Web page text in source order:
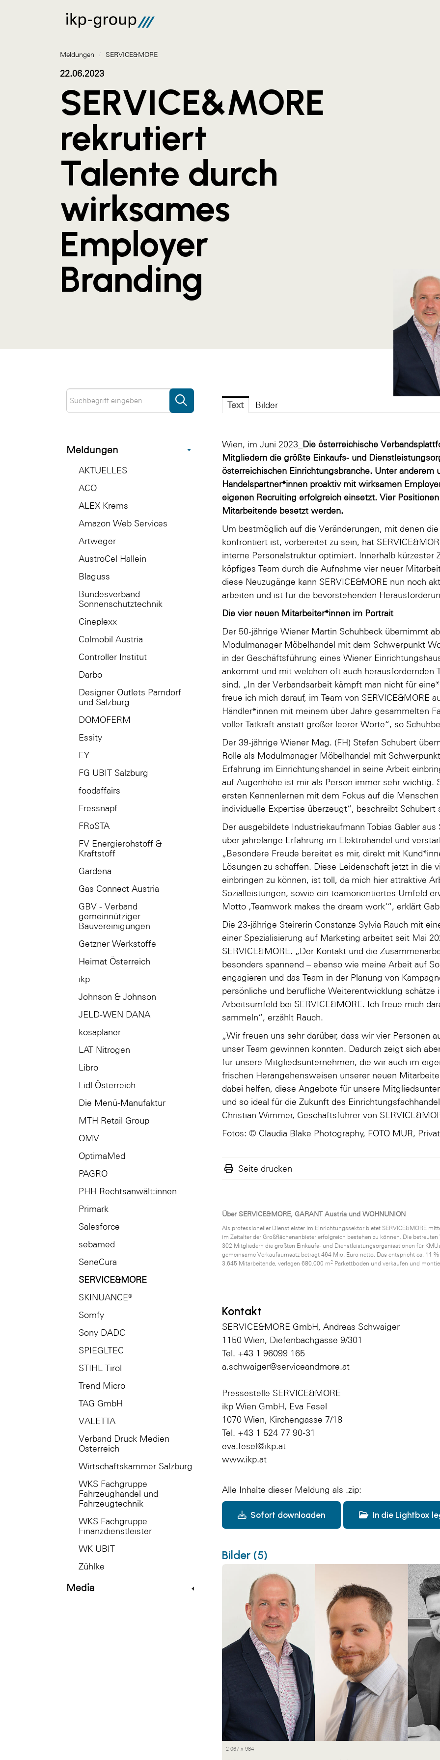
Meldungen
AKTUELLES
ACO
ALEX Krems
Amazon Web Services
Artweger
AustroCel Hallein
Blaguss
Bundesverband
Sonnenschutztechnik
Cineplexx
Colmobil Austria
Controller Institut
Darbo
Designer Outlets Parndorf
und Salzburg
DOMOFERM
Essity
EY
FG UBIT Salzburg
foodaffairs
Fressnapf
FRoSTA
FV Energierohstoff &
Kraftstoff
Gardena
Gas Connect Austria
GBV - Verband
gemeinnütziger
Bauvereinigungen
Getzner Werkstoffe
Heimat Österreich
ikp
Johnson & Johnson
JELD-WEN DANA
kosaplaner
LAT Nitrogen
Libro
Lidl Österreich
Die Menü-Manufaktur
MTH Retail Group
OMV
OptimaMed
PAGRO
PHH Rechtsanwält:innen
Primark
Salesforce
sebamed
SeneCura
SERVICE&MORE
SKINUANCE®
Somfy
Sony DADC
SPIEGLTEC
STIHL Tirol
Trend Micro
TAG GmbH
VALETTA
Verband Druck Medien
Österreich
Wirtschaftskammer Salzburg
WKS Fachgruppe
Fahrzeughandel und
Fahrzeugtechnik
WKS Fachgruppe
Finanzdienstleister
WK UBIT
Zühlke
Media
Meldungen / SERVICE&MORE
22.06.2023
SERVICE&MORE
rekrutiert
Talente durch
wirksames
Employer
Branding
Text Bilder
Wien, im Juni 2023_ Die österreichische
Mitgliedern die größte Einkaufs- und
österreichischen Einrichtungsbranche. Unter anderem
Handelspartner*innen proaktiv mit wirksamen
eigenen Recruiting erfolgreich einsetzt. Vier
Mitarbeitende besetzt werden.
Um bestmöglich auf die Veränderungen, mit denen
konfrontiert ist, vorbereitet zu sein, hat
interne Personalstruktur optimiert. Innerhalb kürzester
köpfiges Team durch die Aufnahme vier neuer
diese Neuzugänge kann SERVICE&MORE nun noch
arbeiten und ist für die bevorstehenden
Die vier neuen Mitarbeiter*innen im Portrait
Der 50-jährige Wiener Martin Schuhbeck übernimmt
Modulmanager Möbelhandel mit dem Schwerpunkt
in der Geschäftsführung eines Wiener
ankommt und mit welchen oft auch herausfordernden
sind. „In der Verbandsarbeit kämpft man nicht für
freue ich mich darauf, im Team von SERVICE&MORE
Händler*innen mit meinem über Jahre gesammelten
voller Tatkraft anstatt großer leerer Worte“, so
Der 39-jährige Wiener Mag. (FH) Stefan Schubert
Rolle als Modulmanager Möbelhandel mit
Erfahrung im Einrichtungshandel in seine Arbeit
auf Augenhöhe ist mir als Person immer sehr wichtig.
ersten Kennenlernen mit dem Fokus auf die
individuelle Expertise überzeugt“, beschreibt Schubert
Der ausgebildete Industriekaufmann Tobias Gabler
über jahrelange Erfahrung im Elektrohandel und
„Besondere Freude bereitet es mir, direkt mit
Lösungen zu schaffen. Diese Leidenschaft jetzt in die
einbringen zu können, ist toll, da mich hier attraktive
Sozialleistungen, sowie ein teamorientiertes Umfeld
Motto ‚Teamwork makes the dream work‘“, erklärt
Die 23-jährige Steirerin Constanze Sylvia Rauch mit
einer Spezialisierung auf Marketing arbeitet seit Mai
SERVICE&MORE. „Der Kontakt und die
besonders spannend – ebenso wie meine Arbeit auf
engagieren und das Team in der Planung von
persönliche und berufliche Weiterentwicklung schätze
Arbeitsumfeld bei SERVICE&MORE. Ich freue mich
sammeln“, erzählt Rauch.
„Wir freuen uns sehr darüber, dass wir vier Personen
unser Team gewinnen konnten. Dadurch zeigt sich
für unsere Mitgliedsunternehmen, die wir auch im
frischen Herangehensweisen unserer neuen
dabei helfen, diese Angebote für unsere
und so ideal für die Zukunft des
Christian Wimmer, Geschäftsführer von
Fotos: © Claudia Blake Photography, FOTO MUR,
Seite drucken
Über SERVICE&MORE, GARANT Austria und WOHNUNION
Als professioneller Dienstleister im Einrichtungssektor bietet SERVICE&MORE
im Zeitalter der Großflächenanbieter erfolgreich bestehen zu können. Die
302 Mitgliedern die größten Einkaufs- und Dienstleistungsorganisationen für
gemeinsame Verkaufsumsatz beträgt 464 Mio. Euro netto. Das entspricht ca. 11
3.645 Mitarbeitende, verlegen 680.000 m2 Parkettboden und verkaufen und
Kontakt
SERVICE&MORE GmbH, Andreas Schwaiger
1150 Wien, Diefenbachgasse 9/301
Tel. +43 1 96099 165
a.schwaiger@serviceandmore.at
Pressestelle SERVICE&MORE
ikp Wien GmbH, Eva Fesel
1070 Wien, Kirchengasse 7/18
Tel. +43 1 524 77 90-31
eva.fesel@ikp.at
www.ikp.at
Alle Inhalte dieser Meldung als .zip:
Sofort downloaden In die Lightbox
Bilder (5)
2 067 x 984